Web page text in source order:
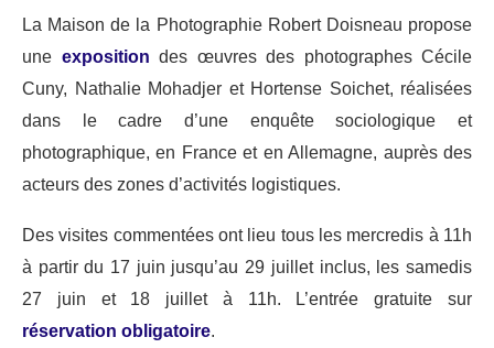
La Maison de la Photographie Robert Doisneau propose
une exposition des œuvres des photographes Cécile
Cuny, Nathalie Mohadjer et Hortense Soichet, réalisées
dans le cadre d’une enquête sociologique et
photographique, en France et en Allemagne, auprès des
acteurs des zones d’activités logistiques.
Des visites commentées ont lieu tous les mercredis à 11h
à partir du 17 juin jusqu’au 29 juillet inclus, les samedis
27 juin et 18 juillet à 11h. L’entrée gratuite sur
réservation obligatoire.